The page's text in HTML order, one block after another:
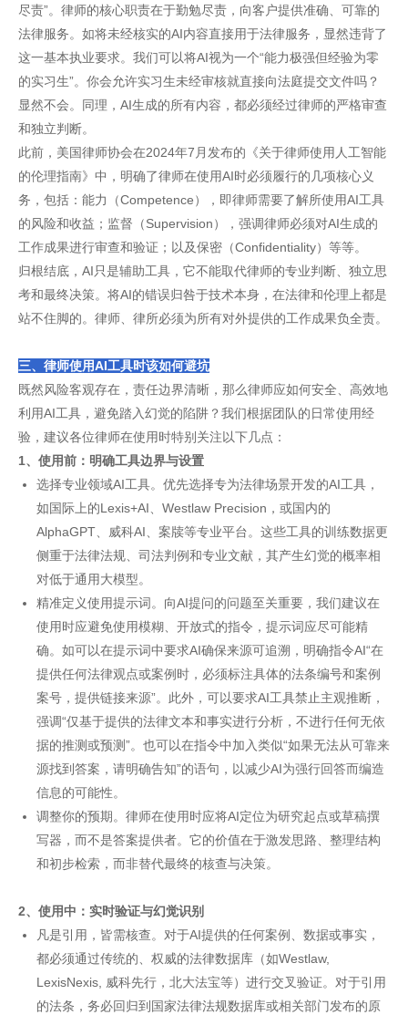
尽责”。律师的核心职责在于勤勉尽责，向客户提供准确、可靠的
法律服务。如将未经核实的AI内容直接用于法律服务，显然违背了
这一基本执业要求。我们可以将AI视为一个“能力极强但经验为零
的实习生”。你会允许实习生未经审核就直接向法庭提交文件吗？
显然不会。同理，AI生成的所有内容，都必须经过律师的严格审查
和独立判断。
此前，美国律师协会在2024年7月发布的《关于律师使用人工智能
的伦理指南》中，明确了律师在使用AI时必须履行的几项核心义
务，包括：能力（Competence），即律师需要了解所使用AI工具
的风险和收益；监督（Supervision），强调律师必须对AI生成的
工作成果进行审查和验证；以及保密（Confidentiality）等等。
归根结底，AI只是辅助工具，它不能取代律师的专业判断、独立思
考和最终决策。将AI的错误归咎于技术本身，在法律和伦理上都是
站不住脚的。律师、律所必须为所有对外提供的工作成果负全责。
三、律师使用AI工具时该如何避坑
既然风险客观存在，责任边界清晰，那么律师应如何安全、高效地
利用AI工具，避免踏入幻觉的陷阱？我们根据团队的日常使用经
验，建议各位律师在使用时特别关注以下几点：
1、使用前：明确工具边界与设置
选择专业领域AI工具。优先选择专为法律场景开发的AI工具，
如国际上的Lexis+AI、Westlaw Precision，或国内的
AlphaGPT、威科AI、案牍等专业平台。这些工具的训练数据更
侧重于法律法规、司法判例和专业文献，其产生幻觉的概率相
对低于通用大模型。
精准定义使用提示词。向AI提问的问题至关重要，我们建议在
使用时应避免使用模糊、开放式的指令，提示词应尽可能精
确。如可以在提示词中要求AI确保来源可追溯，明确指令AI“在
提供任何法律观点或案例时，必须标注具体的法条编号和案例
案号，提供链接来源”。此外，可以要求AI工具禁止主观推断，
强调“仅基于提供的法律文本和事实进行分析，不进行任何无依
据的推测或预测”。也可以在指令中加入类似“如果无法从可靠来
源找到答案，请明确告知”的语句，以减少AI为强行回答而编造
信息的可能性。
调整你的预期。律师在使用时应将AI定位为研究起点或草稿撰
写器，而不是答案提供者。它的价值在于激发思路、整理结构
和初步检索，而非替代最终的核查与决策。
2、使用中：实时验证与幻觉识别
凡是引用，皆需核查。对于AI提供的任何案例、数据或事实，
都必须通过传统的、权威的法律数据库（如Westlaw,
LexisNexis, 威科先行，北大法宝等）进行交叉验证。对于引用
的法条，务必回归到国家法律法规数据库或相关部门发布的原